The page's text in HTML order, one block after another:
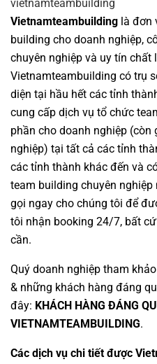
Vietnamteambuilding là đơn
building cho doanh nghiệp,
chuyên nghiệp và uy tín chất
Vietnamteambuilding có trụ
diện tại hầu hết các tỉnh
cung cấp dịch vụ tổ chức
phần cho doanh nghiệp (còn
nghiệp) tại tất cả các tỉnh
các tỉnh thành khác đến và
team building chuyên nghiệp
gọi ngay cho chúng tôi để
tôi nhận booking 24/7, bất
cần.
Quý doanh nghiệp tham
& những khách hàng đáng
đây: KHÁCH HÀNG ĐÁNG
VIETNAMTEAMBUILDING.
Các dịch vụ chi tiết được